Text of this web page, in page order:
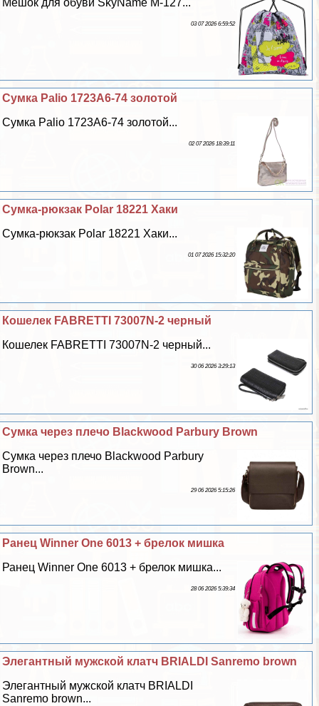
Мешок для обуви SkyName M-127...
03 07 2026 6:59:52
Сумка Palio 1723A6-74 золотой
Сумка Palio 1723A6-74 золотой...
02 07 2026 18:39:11
Сумка-рюкзак Polar 18221 Хаки
Сумка-рюкзак Polar 18221 Хаки...
01 07 2026 15:32:20
Кошелек FABRETTI 73007N-2 черный
Кошелек FABRETTI 73007N-2 черный...
30 06 2026 3:29:13
Сумка через плечо Blackwood Parbury Brown
Сумка через плечо Blackwood Parbury
Brown...
29 06 2026 5:15:26
Ранец Winner One 6013 + брелок мишка
Ранец Winner One 6013 + брелок мишка...
28 06 2026 5:39:34
Элегантный мужской клатч BRIALDI Sanremo brown
Элегантный мужской клатч BRIALDI
Sanremo brown...